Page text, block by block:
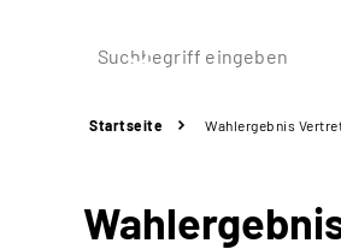
Startseite Wahlergebnis